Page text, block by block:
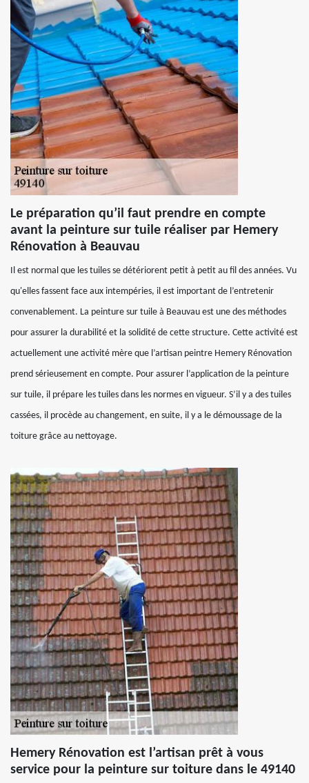
Le préparation qu’il faut prendre en compte
avant la peinture sur tuile réaliser par Hemery
Rénovation à Beauvau
Il est normal que les tuiles se détériorent petit à petit au fil des années. Vu
qu'elles fassent face aux intempéries, il est important de l’entretenir
convenablement. La peinture sur tuile à Beauvau est une des méthodes
pour assurer la durabilité et la solidité de cette structure. Cette activité est
actuellement une activité mère que l’artisan peintre Hemery Rénovation
prend sérieusement en compte. Pour assurer l’application de la peinture
sur tuile, il prépare les tuiles dans les normes en vigueur. S’il y a des tuiles
cassées, il procède au changement, en suite, il y a le démoussage de la
toiture grâce au nettoyage.
Hemery Rénovation est l’artisan prêt à vous
service pour la peinture sur toiture dans le 49140